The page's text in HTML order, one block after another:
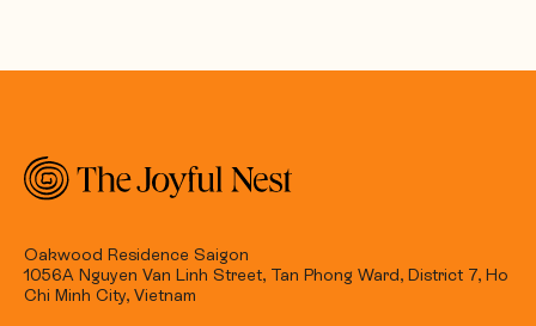
Oakwood Residence Saigon
1056A Nguyen Van Linh Street, Tan Phong Ward, District 7, Ho
Chi Minh City, Vietnam